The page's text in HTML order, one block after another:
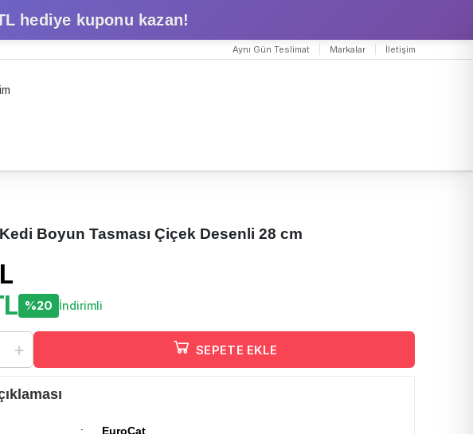
hediye kuponu kazan!
Aynı Gün Teslimat Markalar İletişim
Boyun Tasması Çiçek Desenli 28 cm
%20 İndirimli
+ SEPETE EKLE
: EuroCat